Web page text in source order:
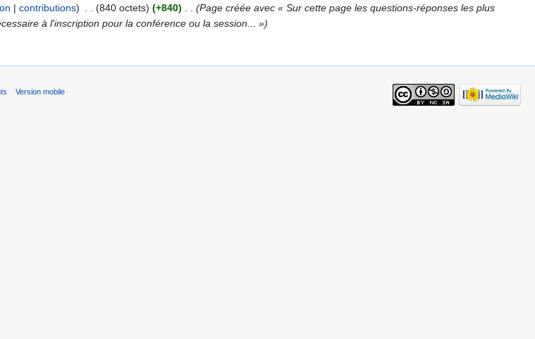
| contributions) . . (840 octets) (+840) . . (Page créée avec « Sur cette page les questions-réponses les plus
à l'inscription pour la conférence ou la session... »)
Version mobile